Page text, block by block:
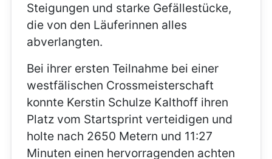
Steigungen und starke Gefällestücke,
die von den Läuferinnen alles
abverlangten.
Bei ihrer ersten Teilnahme bei einer
westfälischen Crossmeisterschaft
konnte Kerstin Schulze Kalthoff ihren
Platz vom Startsprint verteidigen und
holte nach 2650 Metern und 11:27
Minuten einen hervorragenden achten